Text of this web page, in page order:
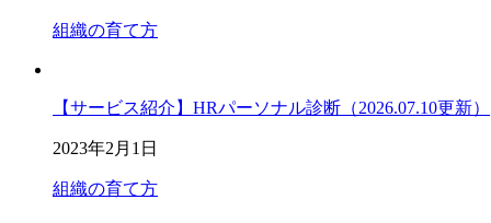
組織の育て方
【サービス紹介】HRパーソナル診断（2026.07.10更新）
2023年2月1日
組織の育て方